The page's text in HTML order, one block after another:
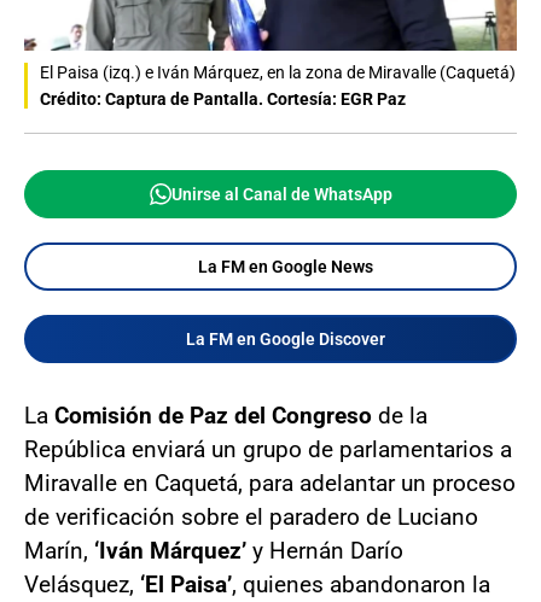
El Paisa (izq.) e Iván Márquez, en la zona de Miravalle (Caquetá)
Crédito: Captura de Pantalla. Cortesía: EGR Paz
Unirse al Canal de WhatsApp
La FM en Google News
La FM en Google Discover
La Comisión de Paz del Congreso de la
República enviará un grupo de parlamentarios a
Miravalle en Caquetá, para adelantar un proceso
de verificación sobre el paradero de Luciano
Marín, ‘Iván Márquez’ y Hernán Darío
Velásquez, ‘El Paisa’, quienes abandonaron la